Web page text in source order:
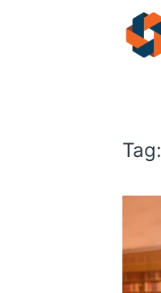
Skip to main content
Tag: